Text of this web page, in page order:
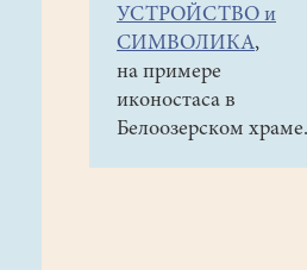
символика»
Лекция
протоиерея
Романа
Сыркина
УСТРОЙСТВО и
СИМВОЛИКА,
на примере
иконостаса в
Белоозерском храме.